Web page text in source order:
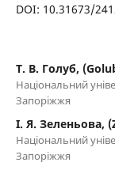
DOI: 10.31673/
Т. В. Голуб,
Національний
Запоріжжя
І. Я. Зеленьова,
Національний
Запоріжжя